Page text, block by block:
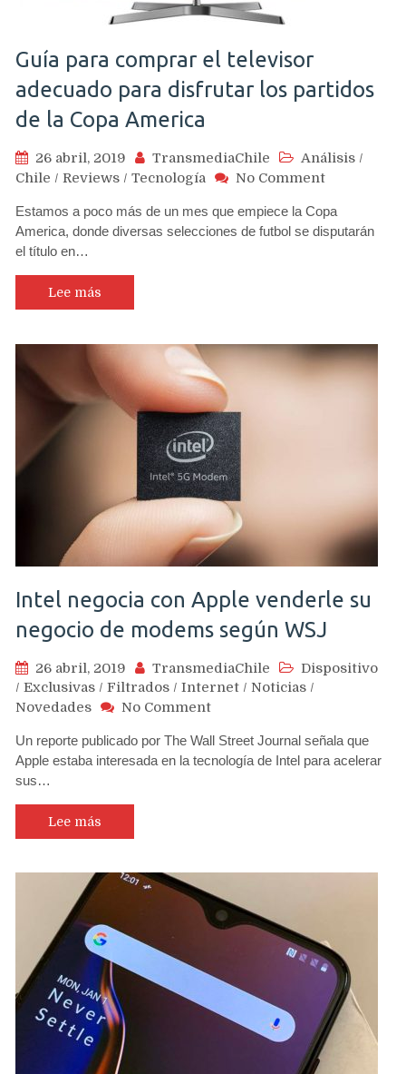
Guía para comprar el televisor
adecuado para disfrutar los partidos
de la Copa America
26 abril, 2019 TransmediaChile Análisis /
Chile / Reviews / Tecnología No Commenton
para
comprar
los
partidos
Estamos a poco más de un mes que empiece la Copa
America, donde diversas selecciones de futbol se disputarán
el título en…
Lee más
Intel negocia con Apple venderle su
negocio de modems según WSJ
26 abril, 2019 TransmediaChile
Dispositivo
/ Exclusivas / Filtrados / Internet / Noticias /
Novedades
No Commenton
negocia
con
modems
según
WSJ
Un reporte publicado por The Wall Street Journal señala que
Apple estaba interesada en la tecnología de Intel para acelerar
sus…
Lee más